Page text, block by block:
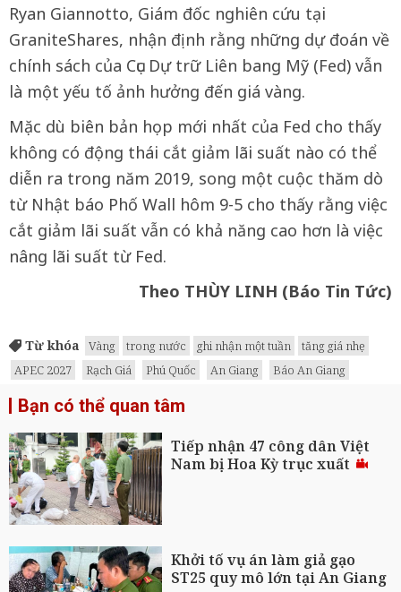
Ryan Giannotto, Giám đốc nghiên cứu tại
GraniteShares, nhận định rằng những dự đoán về
chính sách của Cục Dự trữ Liên bang Mỹ (Fed) vẫn
là một yếu tố ảnh hưởng đến giá vàng.
Mặc dù biên bản họp mới nhất của Fed cho thấy
không có động thái cắt giảm lãi suất nào có thể
diễn ra trong năm 2019, song một cuộc thăm dò
từ Nhật báo Phố Wall hôm 9-5 cho thấy rằng việc
cắt giảm lãi suất vẫn có khả năng cao hơn là việc
nâng lãi suất từ Fed.
Theo THÙY LINH (Báo Tin Tức)
Từ khóa Vàng trong nước ghi nhận một tuần
tăng giá nhẹ
APEC 2027
Rạch Giá Phú Quốc An Giang Báo An Giang
Bạn có thể quan tâm
Tiếp nhận 47 công dân Việt
Nam bị Hoa Kỳ trục xuất
Khởi tố vụ án làm giả gạo
ST25 quy mô lớn tại An Giang